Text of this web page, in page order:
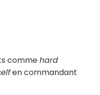
commehard
en commandant